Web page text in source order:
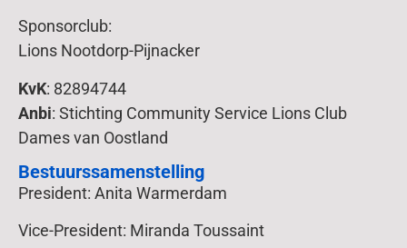
Sponsorclub:
Lions Nootdorp-Pijnacker
KvK: 82894744
Anbi: Stichting Community Service Lions Club
Dames van Oostland
Bestuurssamenstelling
President: Anita Warmerdam
Vice-President: Miranda Toussaint